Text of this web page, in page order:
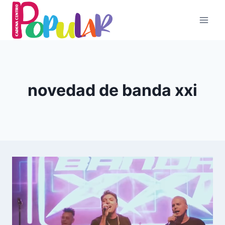
Skip
content
novedad de banda xxi